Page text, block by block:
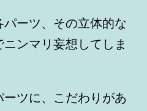
ーツ、その立体的な
ンマリ妄想してしま
ツに、こだわりがあ